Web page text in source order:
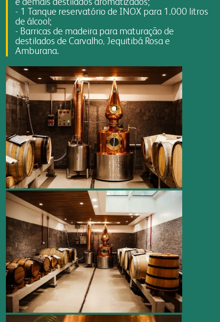
e demais destilados aromatizados;
- 1 Tanque reservatório de INOX para 1.000 litros
de álcool;
- Barricas de madeira para maturação de
destilados de Carvalho, Jequitibá Rosa e
Amburana.